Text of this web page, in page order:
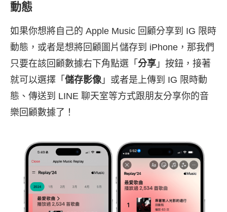
動態
如果你想將自己的 Apple Music 回顧分享到 IG 限時
動態，或者是想將回顧圖片儲存到 iPhone，那我們
只要在該回顧數據右下角點選「 分享 」按鈕，接著
就可以選擇「 儲存影像」或者是上傳到 IG 限時動
態、傳送到 LINE 聊天室等方式跟朋友分享你的音
樂回顧數據了！